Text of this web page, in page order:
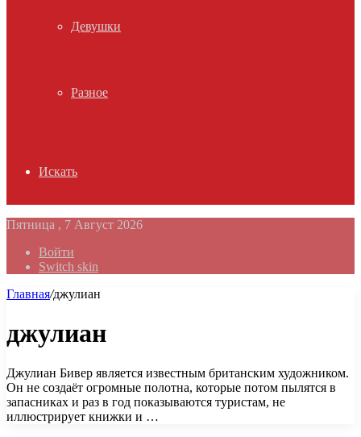
Девушки
Разное
Искать
Пятница , 7 Август 2026
Войти
Switch skin
Главная/джулиан
джулиан
Джулиан Бивер является известным британским художником.
Он не создаёт огромные полотна, которые потом пылятся в
запасниках и раз в год показываются туристам, не
иллюстрирует книжки и …